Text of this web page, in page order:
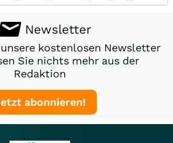
Newsletter
kostenlosen Newsletter
Sie nichts mehr aus der
Redaktion
abonnieren!